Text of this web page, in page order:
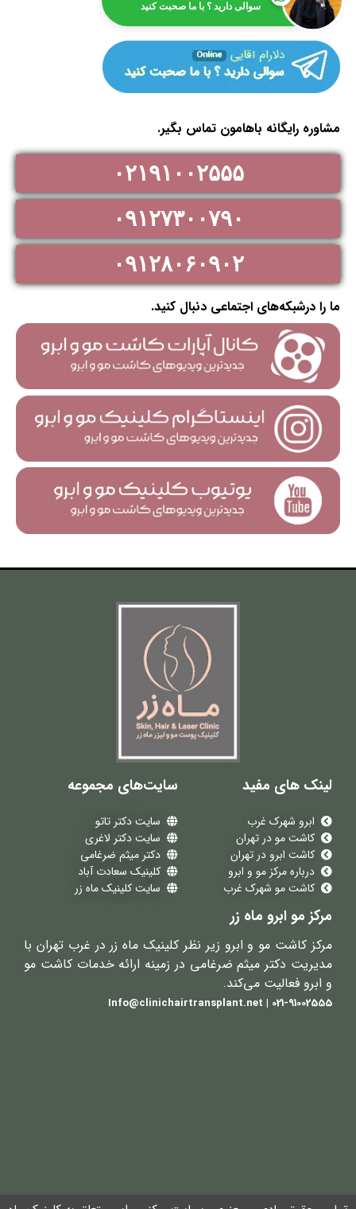
سوالی دارید ؟ با ما صحبت کنید
مشاوره رایگانه باهامون تماس بگیر.
۰۲۱۹۱۰۰۲۵۵۵
۰۹۱۲۷۳۰۰۷۹۰
۰۹۱۲۸۰۶۰۹۰۲
ما را درشبکه‌های اجتماعی دنبال کنید.
لینک های مفید
ابرو شهرک غرب
کاشت مو در تهران
کاشت ابرو در تهران
درباره مرکز مو و ابرو
کاشت مو شهرک غرب
سایت‌های مجموعه
سایت دکتر تاتو
سایت دکتر لاغری
دکتر میثم ضرغامی
کلینیک سعادت آباد
سایت کلینیک ماه زر
مرکز مو ابرو ماه زر
مرکز کاشت مو و ابرو زیر نظر کلینیک ماه زر در غرب تهران با
مدیریت دکتر میثم ضرغامی در زمینه ارائه خدمات کاشت مو
و ابرو فعالیت می‌کند.
021-91002555 | Info@clinichairtransplant.net